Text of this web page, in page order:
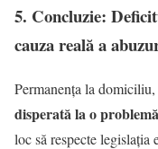
5. Concluzie:
cauza reală a
Permanența la
disperată la o
loc să respecte legislația